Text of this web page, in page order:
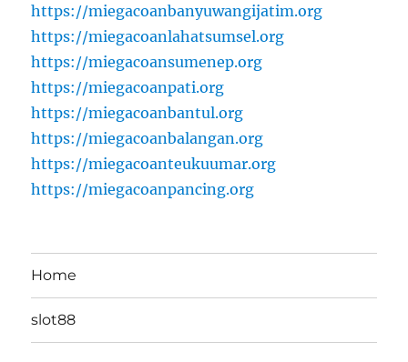
https://miegacoanbanyuwangijatim.org
https://miegacoanlahatsumsel.org
https://miegacoansumenep.org
https://miegacoanpati.org
https://miegacoanbantul.org
https://miegacoanbalangan.org
https://miegacoanteukuumar.org
https://miegacoanpancing.org
Home
slot88